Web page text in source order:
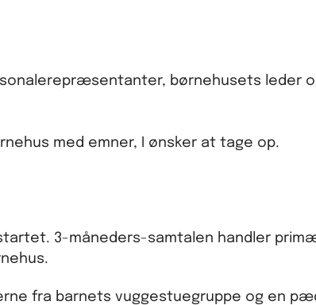
børnehusets leder
med emner, I ønsker at tage op.
3-måneders-samtalen handler
fra barnets vuggestuegruppe og en